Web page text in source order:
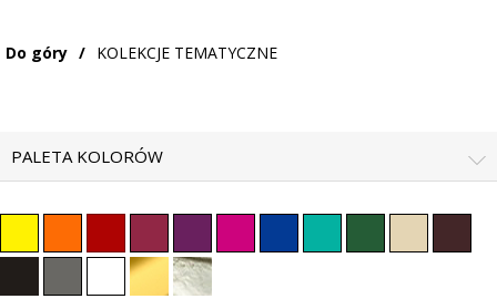
Do góry / KOLEKCJE TEMATYCZNE
PALETA KOLORÓW